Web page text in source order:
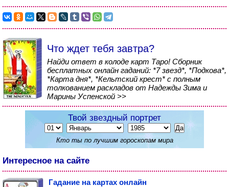
Что ждет тебя завтра?
Найди ответ в колоде карт Таро! Сборник
бесплатных онлайн гаданий: *7 звезд*, *Подкова*,
*Карта дня*, *Кельтский крест* с полным
толкованием раскладов от Надежды Зима и
Марины Успенской >>
Твой звездный портрет
Кто ты по лучшим гороскопам мира
Интересное на сайте
Гадание на картах онлайн